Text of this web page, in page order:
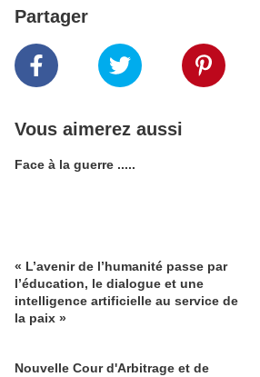
Partager
Vous aimerez aussi
Face à la guerre .....
« L’avenir de l’humanité passe par
l’éducation, le dialogue et une
intelligence artificielle au service de
la paix »
Nouvelle Cour d'Arbitrage et de